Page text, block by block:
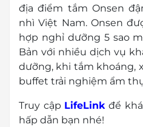
địa điểm tắm Onsen
nhì Việt Nam. Onsen
hợp nghỉ dưỡng 5 sao
Bản với nhiều dịch vụ
dưỡng, khi tắm khoáng,
buffet trải nghiệm ẩm
Truy cập LifeLink để
hấp dẫn bạn nhé!